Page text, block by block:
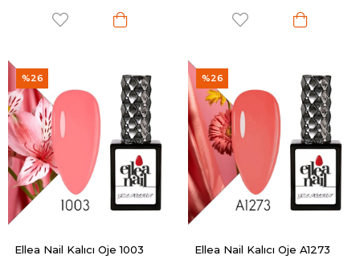
Ellea Nail Kalıcı Oje 1003
%26
Ellea Nail Kalıcı Oje A1273
%26